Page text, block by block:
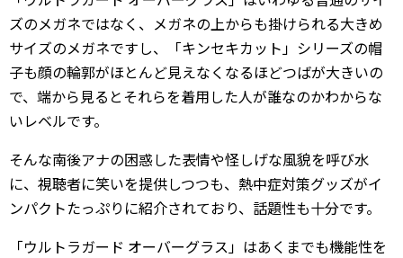
ズのメガネではなく、メガネの上からも掛けられる大きめ
サイズのメガネですし、「キンセキカット」シリーズの帽
子も顔の輪郭がほとんど見えなくなるほどつばが大きいの
で、端から見るとそれらを着用した人が誰なのかわからな
いレベルです。
そんな南後アナの困惑した表情や怪しげな風貌を呼び水
に、視聴者に笑いを提供しつつも、熱中症対策グッズがイ
ンパクトたっぷりに紹介されており、話題性も十分です。
「ウルトラガード オーバーグラス」はあくまでも機能性を